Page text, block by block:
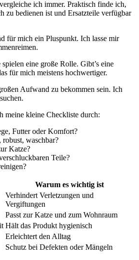
ich immer. Praktisch finde ich,
zu bedienen ist und Ersatzteile verfügbar
für mich ein Pluspunkt. Ich lasse mir
eine große Rolle. Gibt’s eine
für mich meistens hochwertiger.
Aufwand zu bekommen sein. Ich
meine kleine Checkliste durch:
Futter oder Komfort?
waschbar?
Katze?
Teile?
Warum es wichtig ist
Verhindert Verletzungen und
Vergiftungen
Passt zur Katze und zum Wohnraum
Hält das Produkt hygienisch
Erleichtert den Alltag
Schutz bei Defekten oder Mängeln